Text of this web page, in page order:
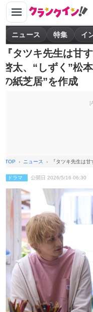
ニュース 特集 イ
『タツキ先生は甘
啓太、“しずく”松
の紙芝居”を作成
TOP ニュース 『タツキ先生は
ドラマ 公開日 2026/5/16 06:30